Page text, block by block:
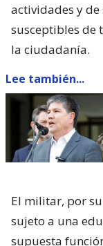
actividades y
susceptibles de
la ciudadanía.
Lee también...
El militar, por
sujeto a una
supuesta